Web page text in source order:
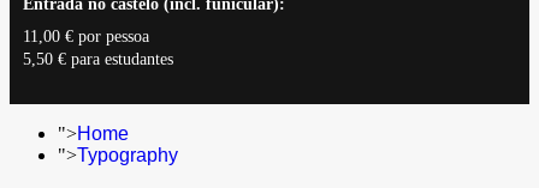
Entrada no castelo (incl. funicular):
11,00 € por pessoa
5,50 € para estudantes
">Home
">Typography